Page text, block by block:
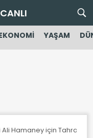
CANLI
YAŞAM
Ali Hamaney için